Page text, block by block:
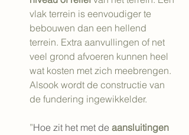
vlak terrein is eenvoudiger te
bebouwen dan een hellend
terrein. Extra aanvullingen of net
veel grond afvoeren kunnen heel
wat kosten met zich meebrengen.
Alsook wordt de constructie van
de fundering ingewikkelder.
”Hoe zit het met de aansluitingen